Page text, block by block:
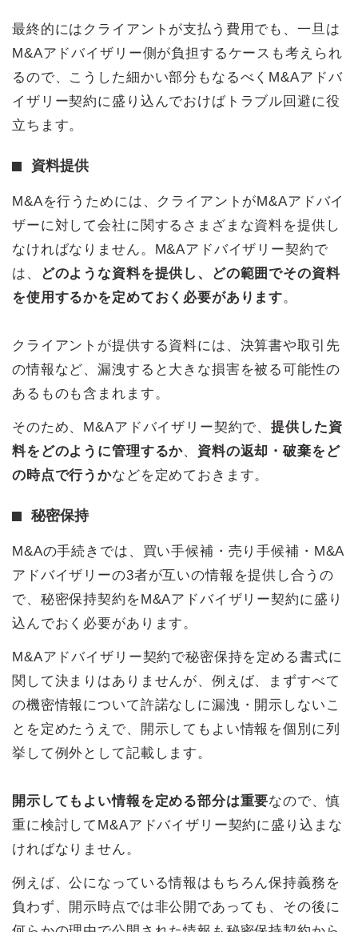
最終的にはクライアントが支払う費用でも、一旦は
M&Aアドバイザリー側が負担するケースも考えられ
るので、こうした細かい部分もなるべくM&Aアドバ
イザリー契約に盛り込んでおけばトラブル回避に役
立ちます。
資料提供
M&Aを行うためには、クライアントがM&Aアドバイ
ザーに対して会社に関するさまざまな資料を提供し
なければなりません。M&Aアドバイザリー契約で
は、
どのような資料を提供し、どの範囲でその資料
を使用するかを定めておく必要があります。
クライアントが提供する資料には、決算書や取引先
の情報など、漏洩すると大きな損害を被る可能性の
あるものも含まれます。
そのため、M&Aアドバイザリー契約で、提供した資
料をどのように管理するか、 資料の返却・破棄をど
の時点で行うかなどを定めておきます。
秘密保持
M&Aの手続きでは、買い手候補・売り手候補・M&A
アドバイザリーの3者が互いの情報を提供し合うの
で、秘密保持契約をM&Aアドバイザリー契約に盛り
込んでおく必要があります。
M&Aアドバイザリー契約で秘密保持を定める書式に
関して決まりはありませんが、例えば、まずすべて
の機密情報について許諾なしに漏洩・開示しないこ
とを定めたうえで、開示してもよい情報を個別に列
挙して例外として記載します。
開示してもよい情報を定める部分は重要なので、慎
重に検討してM&Aアドバイザリー契約に盛り込まな
ければなりません。
例えば、公になっている情報はもちろん保持義務を
負わず、開示時点では非公開であっても、その後に